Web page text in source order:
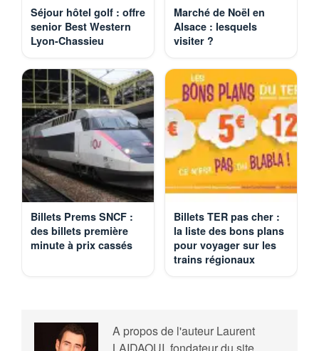
Séjour hôtel golf : offre
senior Best Western
Lyon-Chassieu
Marché de Noël en
Alsace : lesquels
visiter ?
Billets Prems SNCF :
des billets première
minute à prix cassés
Billets TER pas cher :
la liste des bons plans
pour voyager sur les
trains régionaux
A propos de l'auteur Laurent
LAIDAOUI, fondateur du site